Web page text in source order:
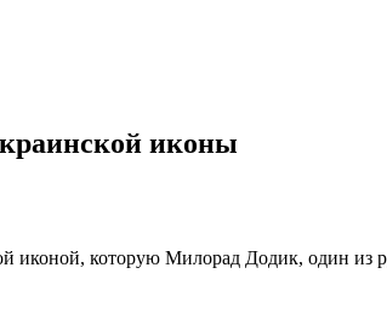
иконы
иконой, которую Милорад Додик, один